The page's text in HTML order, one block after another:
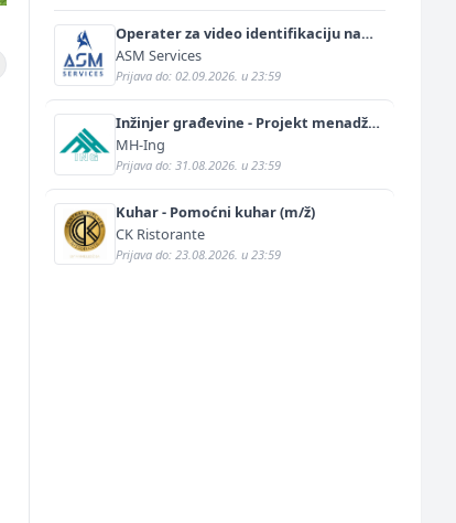
Operater za video identifikaciju na
njemačkom jeziku (m/ž)
ASM Services
Prijava do: 02.09.2026. u 23:59
Inžinjer građevine - Projekt menadžer
(m/ž)
MH-Ing
Prijava do: 31.08.2026. u 23:59
Kuhar - Pomoćni kuhar (m/ž)
CK Ristorante
Prijava do: 23.08.2026. u 23:59